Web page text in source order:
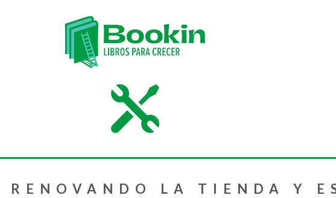
RENOVANDO LA TIENDA Y